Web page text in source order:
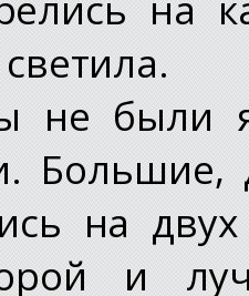
не были
Большие,
на
и